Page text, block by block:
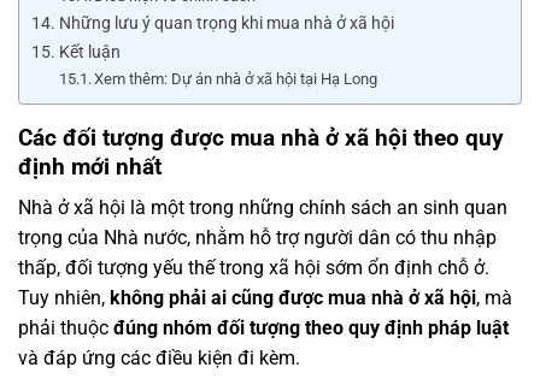
Những lưu ý quan trọng khi mua nhà ở xã hội
Kết luận
Xem thêm: Dự án nhà ở xã hội tại Hạ Long
Các đối tượng được mua nhà ở xã hội theo quy
định mới nhất
Nhà ở xã hội là một trong những chính sách an sinh quan
trọng của Nhà nước, nhằm hỗ trợ người dân có thu nhập
thấp, đối tượng yếu thế trong xã hội sớm ổn định chỗ ở.
Tuy nhiên, không phải ai cũng được mua nhà ở xã hội, mà
phải thuộc đúng nhóm đối tượng theo quy định pháp luật
và đáp ứng các điều kiện đi kèm.